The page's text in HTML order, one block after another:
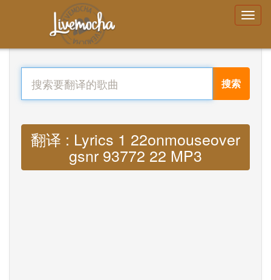
搜索
翻译 : Lyrics 1 22onmouseover
gsnr 93772 22 MP3